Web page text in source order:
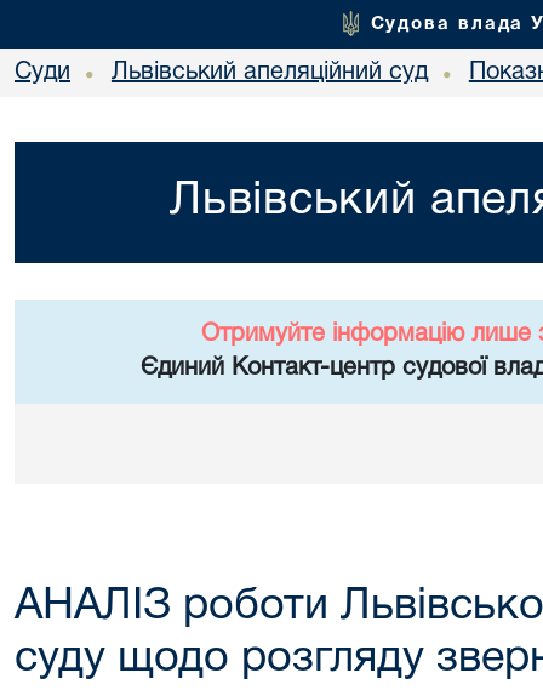
Судова влада
Суди • Львівський апеляційний суд •
Львівський
Отримуйте інформацію лише
Єдиний Контакт-центр судової
АНАЛІЗ роботи
суду щодо розгляду